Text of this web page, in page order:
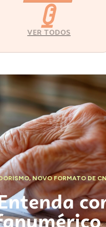
VER TODOS
,NOVO FORMATO DE